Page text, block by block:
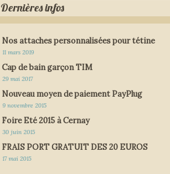
Dernières infos
Nos attaches personnalisées pour tétine
11 mars 2019
Cap de bain garçon TIM
29 mai 2017
Nouveau moyen de paiement PayPlug
9 novembre 2015
Foire Eté 2015 à Cernay
30 juin 2015
FRAIS PORT GRATUIT DES 20 EUROS
17 mai 2015